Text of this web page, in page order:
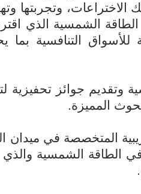
وتجربتها
الشمسية الذي
التنافسية بما
وتقديم جوائز تحفيزية
المميزة.
المتخصصة في
الطاقة الشمسية والذي